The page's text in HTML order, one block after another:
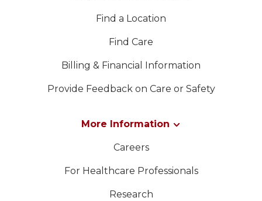
Find a Location
Find Care
Billing & Financial Information
Provide Feedback on Care or Safety
More Information
Careers
For Healthcare Professionals
Research